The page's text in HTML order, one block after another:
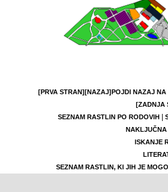
[PRVA STRAN][NAZAJ]POJDI NAZAJ NA
[ZADNJA
SEZNAM RASTLIN PO RODOVIH|
ISKANJE
SEZNAM RASTLIN, KI JIH JE